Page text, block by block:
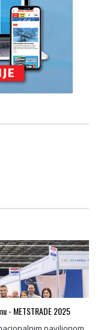
- METSTRADE 2025